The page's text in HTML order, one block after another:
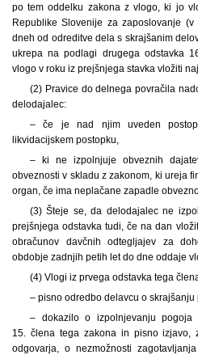
po tem oddelku zakona z vlogo, ki jo
Republike Slovenije za zaposlovanje
dneh od odreditve dela s skrajšanim
ukrepa na podlagi drugega odstavka
vlogo v roku iz prejšnjega stavka vložiti
(2) Pravice do delnega povračila
delodajalec:
– če je nad njim uveden
likvidacijskem postopku,
– ki ne izpolnjuje obveznih
obveznosti v skladu z zakonom, ki ureja
organ, če ima neplačane zapadle
(3) Šteje se, da delodajalec ne
prejšnjega odstavka tudi, če na dan
obračunov davčnih odtegljajev za
obdobje zadnjih petih let do dne oddaje
(4) Vlogi iz prvega odstavka tega
– pisno odredbo delavcu o
– dokazilo o izpolnjevanju
15. člena tega zakona in pisno izjavo,
odgovarja, o nezmožnosti